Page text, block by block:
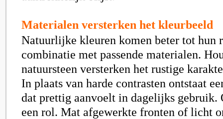
Materialen versterken het kleurbeeld
Natuurlijke kleuren komen beter tot hun
combinatie met passende materialen.
natuursteen versterken het rustige
In plaats van harde contrasten ontstaat
dat prettig aanvoelt in dagelijks gebruik.
een rol. Mat afgewerkte fronten of licht